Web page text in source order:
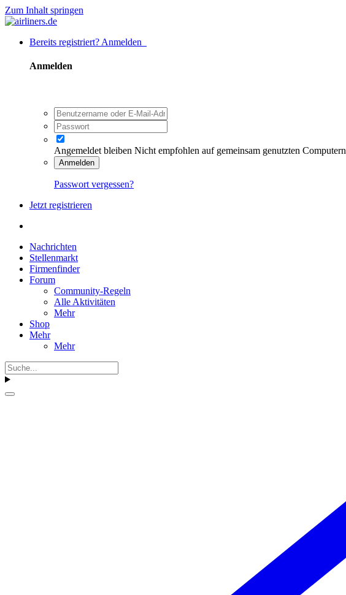
Zum Inhalt springen
Bereits registriert? Anmelden
Anmelden
Angemeldet bleiben Nicht empfohlen auf gemeinsam genutzten Computern
Anmelden
Passwort vergessen?
Jetzt registrieren
Nachrichten
Stellenmarkt
Firmenfinder
Forum
Community-Regeln
Alle Aktivitäten
Mehr
Shop
Mehr
Mehr